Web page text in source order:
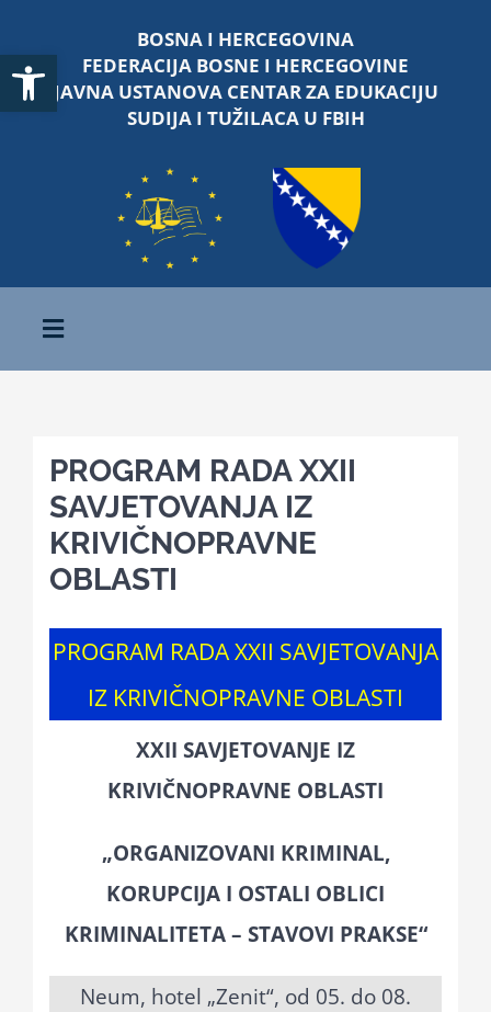
Open toolbar
content
BOSNA I HERCEGOVINA
FEDERACIJA BOSNE I HERCEGOVINE
JAVNA USTANOVA CENTAR ZA EDUKACIJU
SUDIJA I TUŽILACA U FBIH
Toggle
Navigation
O nama
Kalendar aktivnosti
Edukativni materijali
Publikacije
Novosti
Search
PROGRAM RADA XXII
SAVJETOVANJA IZ
KRIVIČNOPRAVNE
OBLASTI
PROGRAM RADA XXII SAVJETOVANJA
IZ KRIVIČNOPRAVNE OBLASTI
XXII SAVJETOVANJE IZ
KRIVIČNOPRAVNE OBLASTI
„ORGANIZOVANI KRIMINAL,
KORUPCIJA I OSTALI OBLICI
KRIMINALITETA – STAVOVI PRAKSE“
Neum, hotel „Zenit“, od 05. do 08.